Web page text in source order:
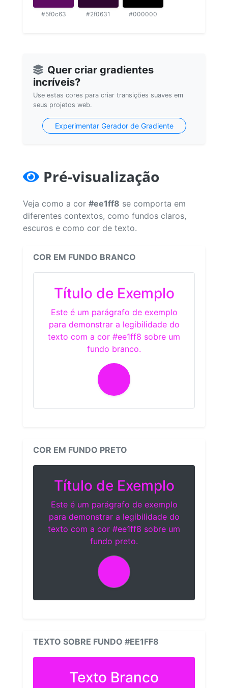
#5f0c63 #2f0631 #000000
Quer criar gradientes
incríveis?
Use estas cores para criar transições suaves em
seus projetos web.
Experimentar Gerador de Gradiente
Pré-visualização
Veja como a cor #ee1ff8 se comporta em
diferentes contextos, como fundos claros,
escuros e como cor de texto.
COR EM FUNDO BRANCO
Título de Exemplo
Este é um parágrafo de exemplo
para demonstrar a legibilidade do
texto com a cor #ee1ff8 sobre um
fundo branco.
COR EM FUNDO PRETO
Título de Exemplo
Este é um parágrafo de exemplo
para demonstrar a legibilidade do
texto com a cor #ee1ff8 sobre um
fundo preto.
TEXTO SOBRE FUNDO #EE1FF8
Texto Branco